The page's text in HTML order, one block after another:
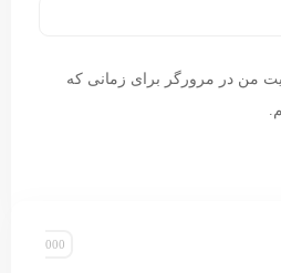
من در مرورگر برای زمانی که